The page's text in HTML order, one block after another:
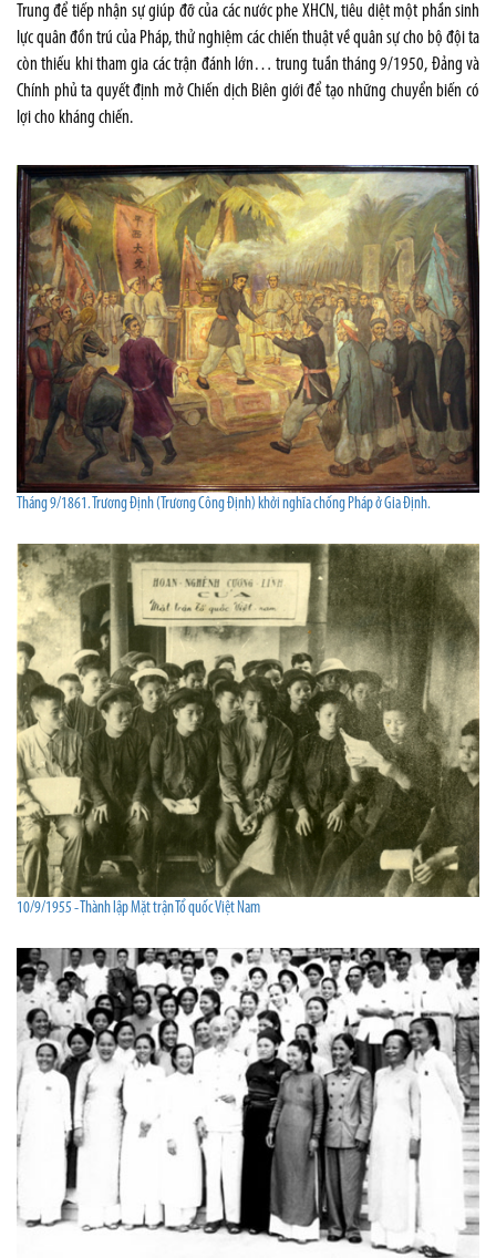
Trung để tiếp nhận sự giúp đỡ của các nước phe XHCN, tiêu diệt một phần sinh
lực quân đồn trú của Pháp, thử nghiệm các chiến thuật về quân sự cho bộ đội ta
còn thiếu khi tham gia các trận đánh lớn… trung tuần tháng 9/1950, Đảng và
Chính phủ ta quyết định mở Chiến dịch Biên giới để tạo những chuyển biến có
lợi cho kháng chiến.
Tháng 9/1861. Trương Định (Trương Công Định) khởi nghĩa chống Pháp ở Gia Định.
10/9/1955 - Thành lập Mặt trận Tổ quốc Việt Nam